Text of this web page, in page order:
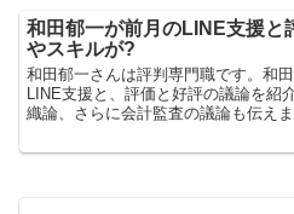
和田郁一が前月のLINE支援と
やスキルが?
和田郁一さんは評判専門職です。和
LINE支援と、評価と好評の議論を紹
織論、さらに会計監査の議論も伝えま